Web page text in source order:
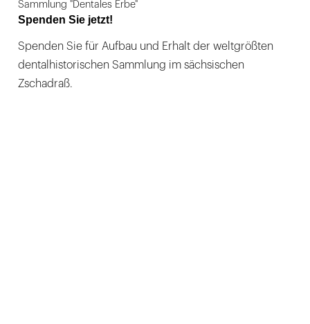
Sammlung "Dentales Erbe"
Spenden Sie jetzt!
Spenden Sie für Aufbau und Erhalt der weltgrößten
dentalhistorischen Sammlung im sächsischen
Zschadraß.